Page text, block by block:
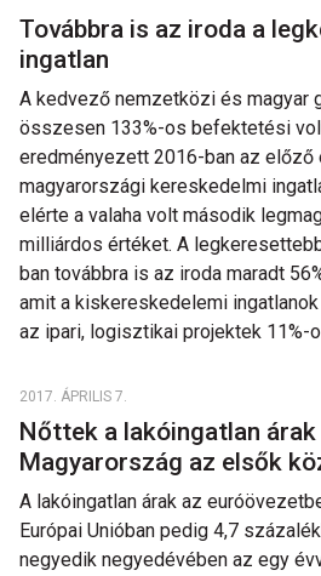
Továbbra is az iroda a
ingatlan
A kedvező nemzetközi és magyar
összesen 133%-os befektetési
eredményezett 2016-ban az előző
magyarországi kereskedelmi
elérte a valaha volt második
milliárdos értéket. A
ban továbbra is az iroda maradt
amit a kiskereskedelemi
az ipari, logisztikai projektek 11%-
2017. ÁPRILIS 7.
Nőttek a lakóingatlan árak
Magyarország az elsők
A lakóingatlan árak az
Európai Unióban pedig 4,7
negyedik negyedévében az egy